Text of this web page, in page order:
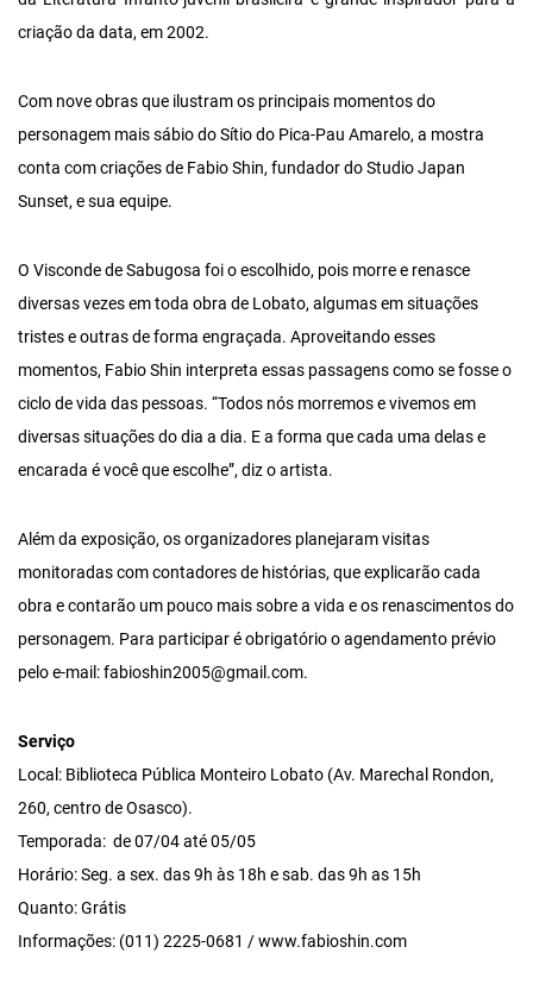
criação da data, em 2002.
Com nove obras que ilustram os principais momentos do
personagem mais sábio do Sítio do Pica-Pau Amarelo, a mostra
conta com criações de Fabio Shin, fundador do Studio Japan
Sunset, e sua equipe.
O Visconde de Sabugosa foi o escolhido, pois morre e renasce
diversas vezes em toda obra de Lobato, algumas em situações
tristes e outras de forma engraçada. Aproveitando esses
momentos, Fabio Shin interpreta essas passagens como se fosse o
ciclo de vida das pessoas. “Todos nós morremos e vivemos em
diversas situações do dia a dia. E a forma que cada uma delas e
encarada é você que escolhe”, diz o artista.
Além da exposição, os organizadores planejaram visitas
monitoradas com contadores de histórias, que explicarão cada
obra e contarão um pouco mais sobre a vida e os renascimentos do
personagem. Para participar é obrigatório o agendamento prévio
pelo e-mail: fabioshin2005@gmail.com.
Serviço
Local: Biblioteca Pública Monteiro Lobato (Av. Marechal Rondon,
260, centro de Osasco).
Temporada: de 07/04 até 05/05
Horário: Seg. a sex. das 9h às 18h e sab. das 9h as 15h
Quanto: Grátis
Informações: (011) 2225-0681 / www.fabioshin.com